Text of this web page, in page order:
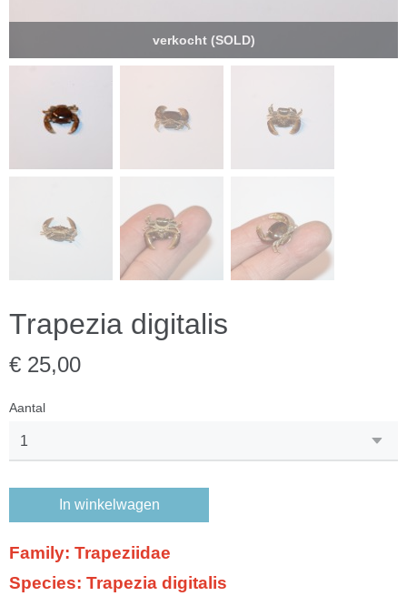
verkocht (SOLD)
Trapezia digitalis
€ 25,00
Aantal
In winkelwagen
Family: Trapeziidae
Species: Trapezia digitalis